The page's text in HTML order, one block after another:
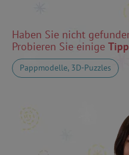
Haben Sie nicht
Probieren Sie einige
Pappmodelle, 3D-Puzzles
Unbedingt
Targeting
Unbedingt
wesentliche
Benutzeranmeldung
featureFlagIdentifier